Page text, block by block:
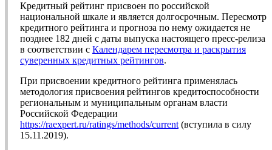
Кредитный рейтинг присвоен по российской
национальной шкале и является долгосрочным. Пересмотр
кредитного рейтинга и прогноза по нему ожидается не
позднее 182 дней с даты выпуска настоящего пресс-релиза
в соответствии с Календарем пересмотра и раскрытия
суверенных кредитных рейтингов.
При присвоении кредитного рейтинга применялась
методология присвоения рейтингов кредитоспособности
региональным и муниципальным органам власти
Российской Федерации
https://raexpert.ru/ratings/methods/current (вступила в силу
15.11.2019).